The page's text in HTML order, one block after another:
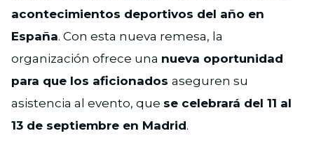
acontecimientos deportivos del año en
España. Con esta nueva remesa, la
organización ofrece una nueva oportunidad
para que los aficionados aseguren su
asistencia al evento, que se celebrará del 11 al
13 de septiembre en Madrid.